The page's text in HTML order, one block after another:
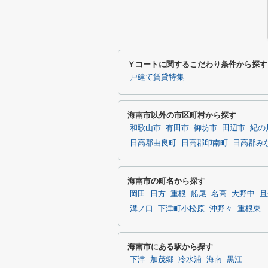
Ｙコートに関するこだわり条件から探す
戸建て賃貸特集
海南市以外の市区町村から探す
和歌山市 有田市 御坊市 田辺市 紀の
日高郡由良町
日高郡印南町 日高郡み
海南市の町名から探す
岡田 日方 重根 船尾 名高 大野中
溝ノ口
下津町小松原 沖野々 重根東
海南市にある駅から探す
下津 加茂郷 冷水浦 海南 黒江